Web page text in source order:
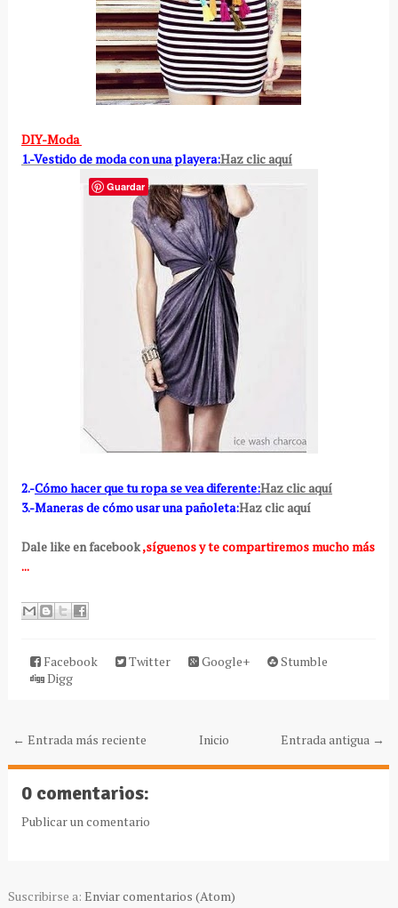
DIY-Moda
1.-Vestido de moda con una playera:Haz clic aquí
2.-Cómo hacer que tu ropa se vea diferente:Haz clic aquí
3.-Maneras de cómo usar una pañoleta:Haz clic aquí
Dale like en facebook,síguenos y te compartiremos mucho más
...
Facebook Twitter Google+
Stumble
Digg
← Entrada más reciente Entrada antigua →
Inicio
0 comentarios:
Publicar un comentario
Suscribirse a: Enviar comentarios (Atom)
Guardar